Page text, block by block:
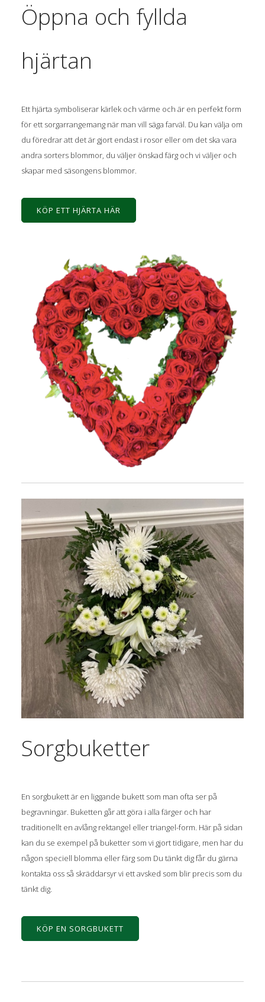
Öppna och fyllda
hjärtan
Ett hjärta symboliserar kärlek och värme och är en perfekt form
för ett sorgarrangemang när man vill säga farväl. Du kan välja om
du föredrar att det är gjort endast i rosor eller om det ska vara
andra sorters blommor, du väljer önskad färg och vi väljer och
skapar med säsongens blommor.
KÖP ETT HJÄRTA HÄR
Sorgbuketter
En sorgbukett är en liggande bukett som man ofta ser på
begravningar. Buketten går att göra i alla färger och har
traditionellt en avlång rektangel eller triangel-form. Här på sidan
kan du se exempel på buketter som vi gjort tidigare, men har du
någon speciell blomma eller färg som Du tänkt dig får du gärna
kontakta oss så skräddarsyr vi ett avsked som blir precis som du
tänkt dig.
KÖP EN SORGBUKETT